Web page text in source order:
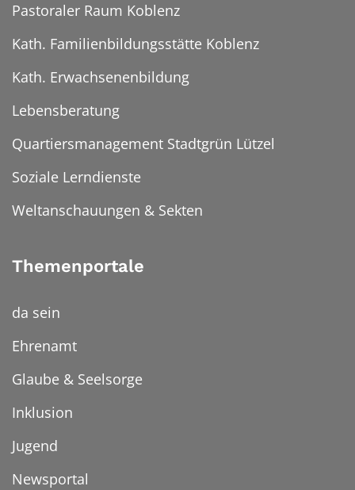
Pastoraler Raum Koblenz
Kath. Familienbildungsstätte Koblenz
Kath. Erwachsenenbildung
Lebensberatung
Quartiersmanagement Stadtgrün Lützel
Soziale Lerndienste
Weltanschauungen & Sekten
Themenportale
da sein
Ehrenamt
Glaube & Seelsorge
Inklusion
Jugend
Newsportal